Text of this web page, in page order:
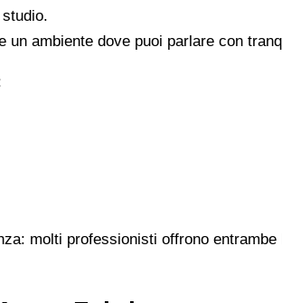
ambiente dove puoi parlare con
molti professionisti offrono